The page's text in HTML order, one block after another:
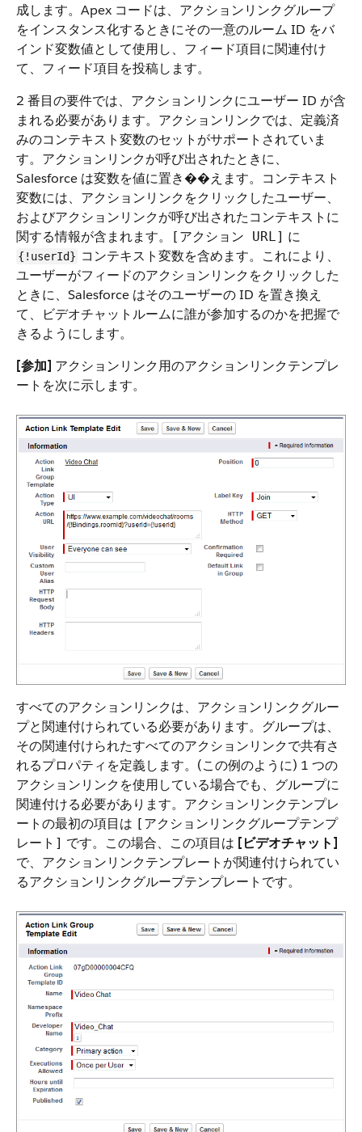
成します。Apex コードは、アクションリンクグループ
をインスタンス化するときにその一意のルーム ID をバ
インド変数値として使用し、フィード項目に関連付け
て、フィード項目を投稿します。
2 番目の要件では、アクションリンクにユーザー ID が含
まれる必要があります。アクションリンクでは、定義済
みのコンテキスト変数のセットがサポートされていま
す。アクションリンクが呼び出されたときに、
Salesforce は変数を値に置き��えます。コンテキスト
変数には、アクションリンクをクリックしたユーザー、
およびアクションリンクが呼び出されたコンテキストに
関する情報が含まれます。
[アクション URL] に
{!userId} コンテキスト変数を含めます。これにより、
ユーザーがフィードのアクションリンクをクリックした
ときに、Salesforce はそのユーザーの ID を置き換え
て、ビデオチャットルームに誰が参加するのかを把握で
きるようにします。
[参加] アクションリンク用のアクションリンクテンプレ
ートを次に示します。
すべてのアクションリンクは、アクションリンクグルー
プと関連付けられている必要があります。グループは、
その関連付けられたすべてのアクションリンクで共有さ
れるプロパティを定義します。(この例のように) 1 つの
アクションリンクを使用している場合でも、グループに
関連付ける必要があります。アクションリンクテンプレ
ートの最初の項目は [アクションリンクグループテンプ
レート] です。この場合、この項目は [ビデオチャット]
で、アクションリンクテンプレートが関連付けられてい
るアクションリンクグループテンプレートです。